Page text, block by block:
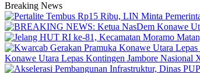
Breaking News
Konawe Utara Lepas Kontingen Jambore